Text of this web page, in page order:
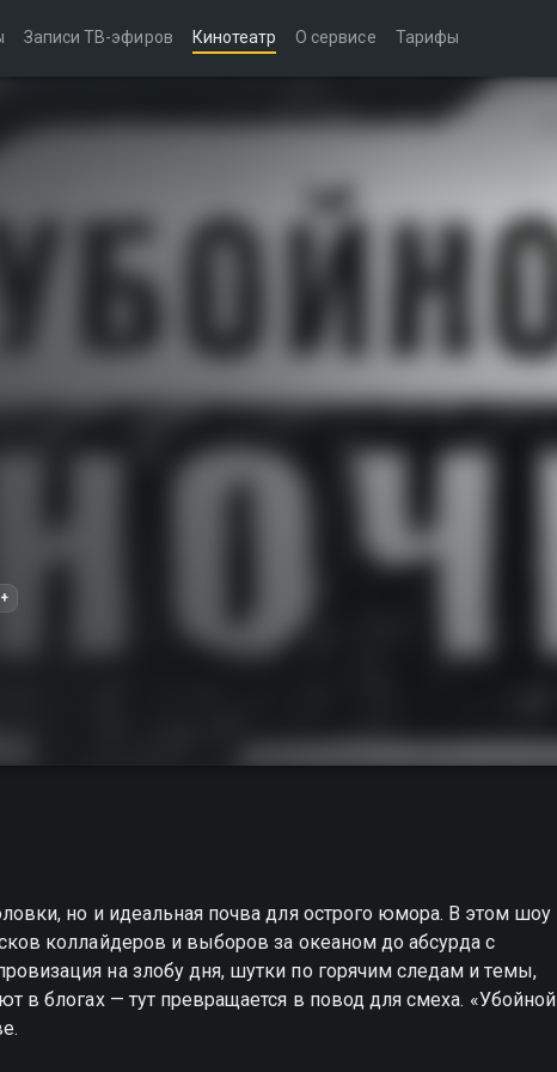
Записи ТВ-эфиров Кинотеатр О сервисе Тарифы
но и идеальная почва для острого юмора. В этом шоу
коллайдеров и выборов за океаном до абсурда с
на злобу дня, шутки по горячим следам и темы,
в блогах — тут превращается в повод для смеха. «Убойной